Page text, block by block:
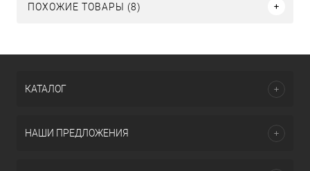
ПОХОЖИЕ ТОВАРЫ (8)
КАТАЛОГ
НАШИ ПРЕДЛОЖЕНИЯ